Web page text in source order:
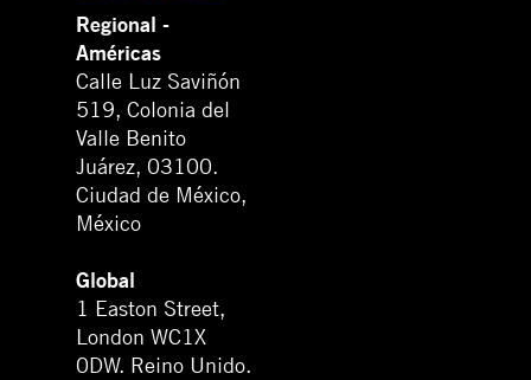
Regional -
Américas
Calle Luz Saviñón
519, Colonia del
Valle Benito
Juárez, 03100.
Ciudad de México,
México
Global
1 Easton Street,
London WC1X
0DW. Reino Unido.